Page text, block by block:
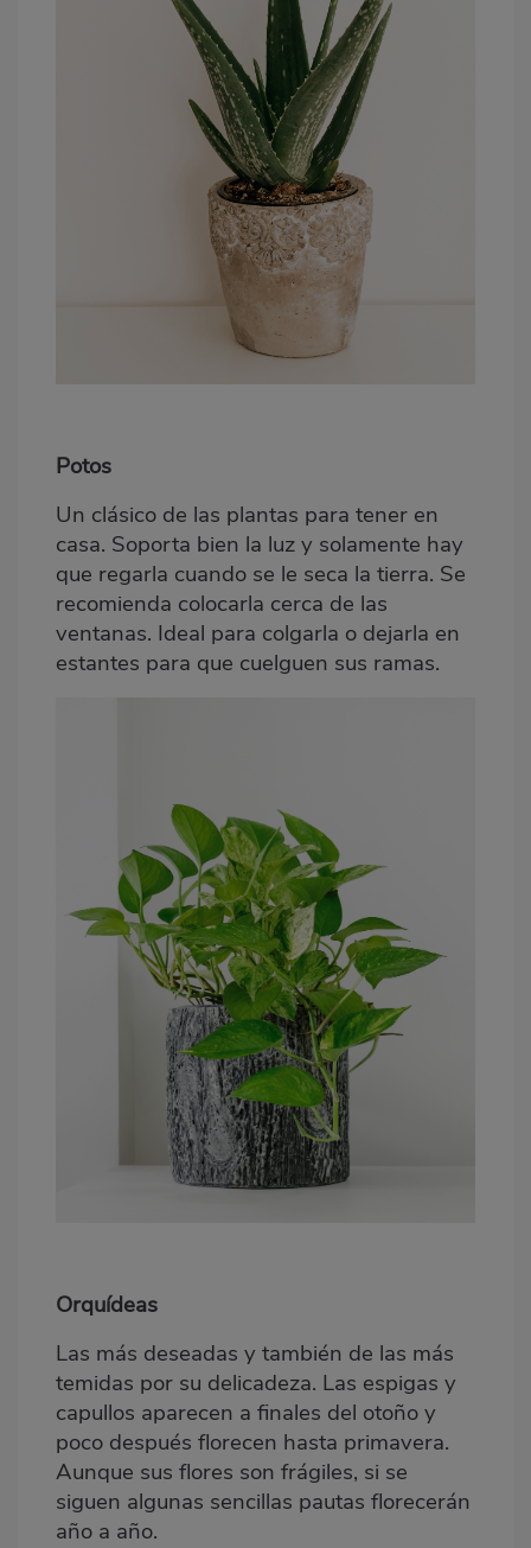
Potos
Un clásico de las plantas para tener en
casa. Soporta bien la luz y solamente hay
que regarla cuando se le seca la tierra. Se
recomienda colocarla cerca de las
ventanas. Ideal para colgarla o dejarla en
estantes para que cuelguen sus ramas.
Orquídeas
Las más deseadas y también de las más
temidas por su delicadeza. Las espigas y
capullos aparecen a finales del otoño y
poco después florecen hasta primavera.
Aunque sus flores son frágiles, si se
siguen algunas sencillas pautas florecerán
año a año.